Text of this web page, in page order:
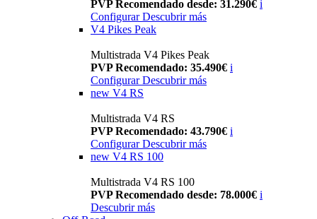
PVP Recomendado desde: 31.290€ i
Configurar Descubrir más
V4 Pikes Peak
Multistrada V4 Pikes Peak
PVP Recomendado: 35.490€ i
Configurar Descubrir más
new V4 RS
Multistrada V4 RS
PVP Recomendado: 43.790€ i
ConfigurarDescubrir más
new V4 RS 100
Multistrada V4 RS 100
PVP Recomendado desde: 78.000€ i
Descubrir más